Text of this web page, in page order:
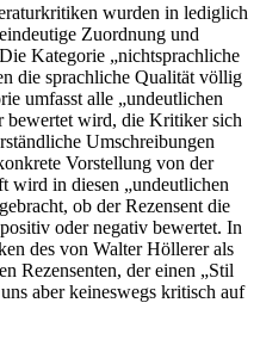
wurden in lediglich
Zuordnung und
Kategorie „nichtsprachliche
die sprachliche Qualität völlig
umfasst alle „undeutlichen
bewertet wird, die Kritiker sich
Umschreibungen
Vorstellung von der
wird in diesen „undeutlichen
ob der Rezensent die
oder negativ bewertet. In
des von Walter Höllerer als
Rezensenten, der einen „Stil
aber keineswegs kritisch auf